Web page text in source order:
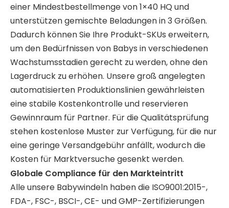
einer Mindestbestellmenge von 1×40 HQ und
unterstützen gemischte Beladungen in 3 Größen.
Dadurch können Sie Ihre Produkt-SKUs erweitern,
um den Bedürfnissen von Babys in verschiedenen
Wachstumsstadien gerecht zu werden, ohne den
Lagerdruck zu erhöhen. Unsere groß angelegten
automatisierten Produktionslinien gewährleisten
eine stabile Kostenkontrolle und reservieren
Gewinnraum für Partner. Für die Qualitätsprüfung
stehen kostenlose Muster zur Verfügung, für die nur
eine geringe Versandgebühr anfällt, wodurch die
Kosten für Marktversuche gesenkt werden.
Globale Compliance für den Markteintritt
Alle unsere Babywindeln haben die ISO9001:2015-,
FDA-, FSC-, BSCI-, CE- und GMP-Zertifizierungen